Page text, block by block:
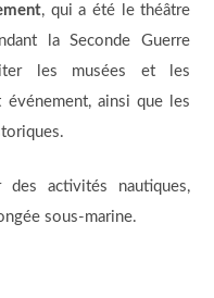
, qui a été le théâtre
la Seconde Guerre
les musées et les
ainsi que les
des activités nautiques,
sous-marine.